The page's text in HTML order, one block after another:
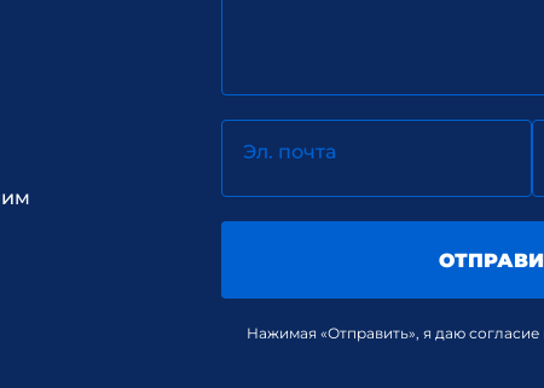
Эл. почта
Нажимая «Отправить», я даю согласие